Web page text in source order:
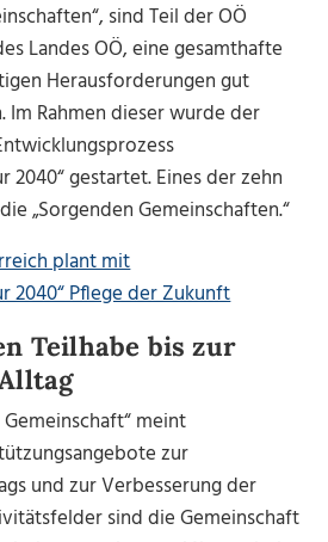
sind Teil der OÖ
Landes OÖ, eine gesamthafte
Herausforderungen gut
Im Rahmen dieser wurde der
2040“ gestartet. Eines der zehn
„Sorgenden Gemeinschaften.“
plant mit
2040“ Pflege der Zukunft
Teilhabe bis zur
meint
zur
und zur Verbesserung der
sind die Gemeinschaft